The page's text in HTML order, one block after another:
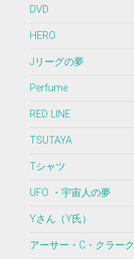
DVD
HERO
Jリーグの夢
Perfume
RED LINE
TSUTAYA
Tシャツ
UFO ・宇宙人の夢
Yさん（Y氏）
アーサー・C・クラーク